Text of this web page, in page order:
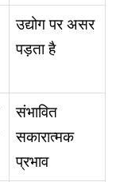
उद्योग पर असर
पड़ता है
संभावित
सकारात्मक
प्रभाव